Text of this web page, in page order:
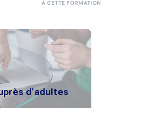
d'adultes
À CETTE FORMATION